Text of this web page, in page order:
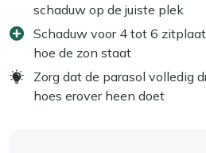
schaduw op de juiste plek
Schaduw voor 4 tot 6
hoe de zon staat
Zorg dat de parasol volledig
hoes erover heen doet